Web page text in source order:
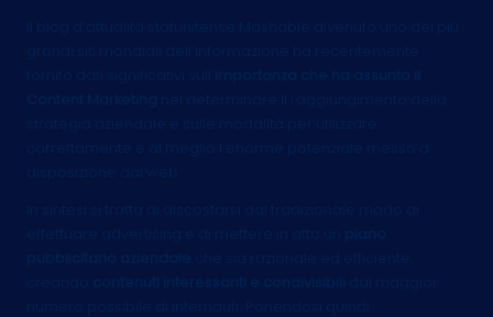
Il blog d’attualità statunitense Mashable divenuto uno dei più
grandi siti mondiali dell’informazione ha recentemente
fornito dati significativi sull’
importanza che ha assunto il
Content Marketing
nel determinare il raggiungimento della
strategia aziendale e sulle modalità per utilizzare
correttamente e al meglio l’enorme potenziale messo a
disposizione dal web.
In sintesi si tratta di discostarsi dal tradizionale modo di
effettuare advertising e di mettere in atto un
piano
pubblicitario aziendale
che sia razionale ed efficiente,
creando contenuti interessanti e condivisibili
dal maggior
numero possibile di internauti. Ponendosi quindi